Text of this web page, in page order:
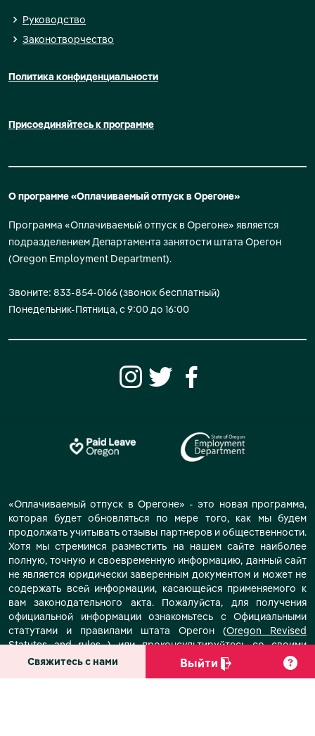
Свяжитесь с нами Выйти
О программе «Оплачиваемый отпуск в Орегоне»
Программа «Оплачиваемый отпуск в Орегоне» является
подразделением Департамента занятости штата Орегон
(Oregon Employment Department).
Звоните: 833-854-0166 (звонок бесплатный)
Понедельник-Пятница, с 9:00 до 16:00
Руководство
Законотворчество
Политика конфиденциальности
Присоединяйтесь к программе
«Оплачиваемый отпуск в Орегоне» - это новая программа,
которая будет обновляться по мере того, как мы будем
продолжать учитывать отзывы партнеров и общественности.
Хотя мы стремимся разместить на нашем сайте наиболее
полную, точную и своевременную информацию, данный сайт
не является юридически заверенным документом и может не
содержать всей информации, касающейся применяемого к
вам законодательного акта. Пожалуйста, для получения
официальной информации ознакомьтесь с Официальными
статутами и правилами штата Орегон (Oregon Revised
Statutesandrules) или проконсультируйтесь со своими
юридическими советниками по вопросам программы